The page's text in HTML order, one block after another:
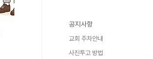
공지사항
교회 주차안내
사진투고 방법